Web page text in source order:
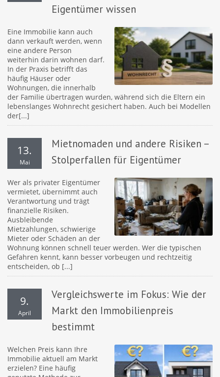
Eigentümer wissen
Eine Immobilie kann auch
dann verkauft werden, wenn
eine andere Person
weiterhin darin wohnen darf.
In der Praxis betrifft das
häufig Häuser oder
Wohnungen, die innerhalb
der Familie übertragen wurden, während sich die Eltern ein
lebenslanges Wohnrecht gesichert haben. Auch bei Modellen
der[...]
13.
Mai
Mietnomaden und andere Risiken –
Stolperfallen für Eigentümer
Wer als privater Eigentümer
vermietet, übernimmt auch
Verantwortung und trägt
finanzielle Risiken.
Ausbleibende
Mietzahlungen, schwierige
Mieter oder Schäden an der
Wohnung können schnell teuer werden. Wer die typischen
Gefahren kennt, kann besser vorbeugen und rechtzeitig
entscheiden, ob [...]
9.
April
Vergleichswerte im Fokus: Wie der
Markt den Immobilienpreis
bestimmt
Welchen Preis kann Ihre
Immobilie aktuell am Markt
erzielen? Eine häufig